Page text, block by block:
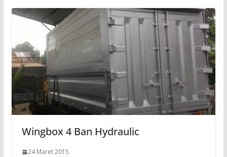
Wingbox 4 Ban Hydraulic
24 Maret 2015